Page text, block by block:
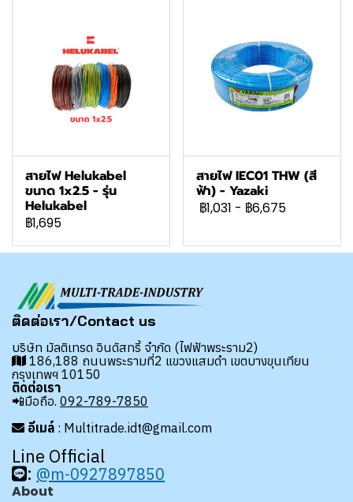
สายไฟ Helukabel
ขนาด 1x2.5 - รุ่น
Helukabel
฿1,695
สายไฟ IEC01 THW (สี
ฟ้า) - Yazaki
฿1,031 - ฿6,675
ติดต่อเรา/Contact us
บริษัท มัลติเทรด อินดัสทรี้ จำกัด (ไฟฟ้าพระราม2)
186,188 ถนนพระรามที่2 แขวงแสมดำ เขตบางขุนเทียน
กรุงเทพฯ 10150
ติดต่อเรา
📲มือถือ. 092-789-7850
อีเมล์ : Multitrade.idt@gmail.com
Line Official
: @m-0927897850
About